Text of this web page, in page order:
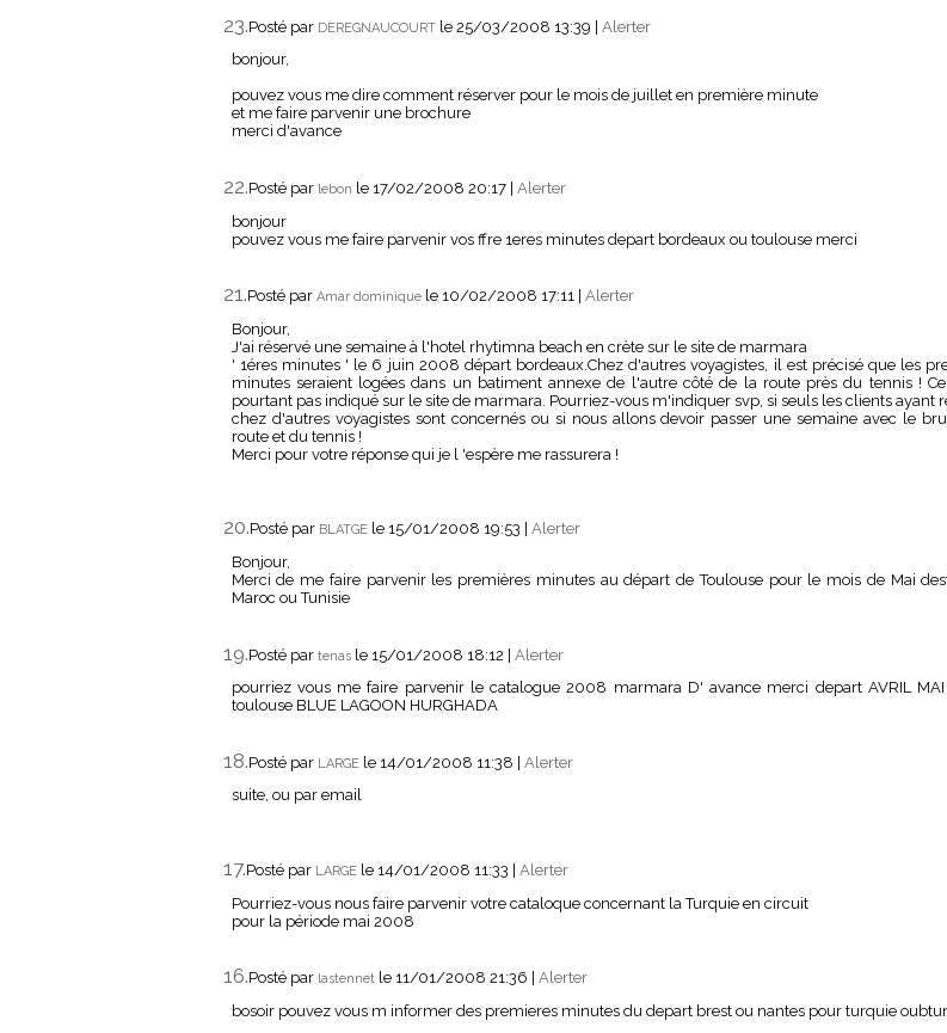
23.Posté par DEREGNAUCOURT le 25/03/2008 13:39 | Alerter
bonjour,
pouvez vous me dire comment réserver pour le mois de juillet en première minute
et me faire parvenir une brochure
merci d'avance
22.Posté par lebon le 17/02/2008 20:17 Alerter
bonjour
pouvez vous me faire parvenir vos ffre 1eres minutes depart bordeaux ou toulouse merci
21.Posté par Amar dominique le 10/02/2008 17:11 Alerter
Bonjour,
J'ai réservé une semaine à l'hotel rhytimna beach en crète sur le site de marmara
' 1éres minutes ' le 6 juin 2008 départ bordeaux.Chez d'autres voyagistes, il est précisé que les
minutes seraient logées dans un batiment annexe de l'autre côté de la route près du tennis !
pourtant pas indiqué sur le site de marmara. Pourriez-vous m'indiquer svp, si seuls les clients ayant
chez d'autres voyagistes sont concernés ou si nous allons devoir passer une semaine avec le
route et du tennis !
Merci pour votre réponse qui je l 'espère me rassurera !
20.Posté par BLATGE le 15/01/2008 19:53
Alerter
Bonjour,
Merci de me faire parvenir les premières minutes au départ de Toulouse pour le mois de Mai
Maroc ou Tunisie
19.Posté par tenas le 15/01/2008 18:12 | Alerter
pourriez vous me faire parvenir le catalogue 2008 marmara D' avance merci depart AVRIL
toulouse BLUE LAGOON HURGHADA
18.Posté par LARGE le 14/01/2008 11:38 | Alerter
suite, ou par email
17.Posté par LARGE le 14/01/2008 11:33
Alerter
Pourriez-vous nous faire parvenir votre cataloque concernant la Turquie en circuit
pour la période mai 2008
16.Posté par lastennet le 11/01/2008 21:36
Alerter
bosoir pouvez vous m informer des premieres minutes du depart brest ou nantes pour turquie